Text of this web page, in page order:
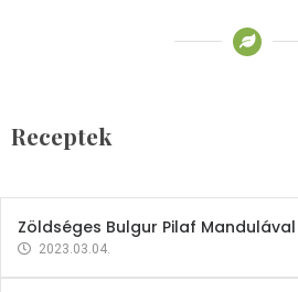
Receptek
2023.03.06.
Zöldséges Bulgur Pilaf
2023.03.04.